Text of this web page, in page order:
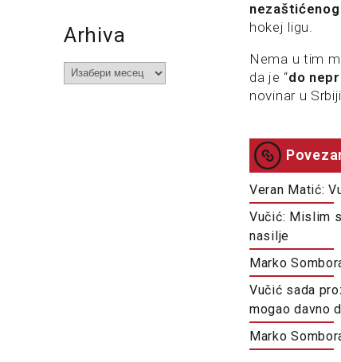
Arhiva
Arhiva
hokej ligu.
Nema u tim
da je “do
novinar u
Veran Matić:
Vučić: Mislim
nasilje
Marko
Vučić sada
mogao davno
Marko